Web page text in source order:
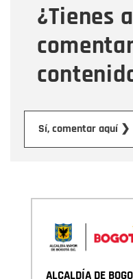
¿Tienes
Sí, comentar aquí ❯
Mensaje